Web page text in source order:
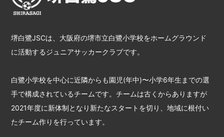
堺白鷺JSCは、大阪府の堺市立白鷺小学校をホームグラウンド
に活動するジュニアサッカークラブです。
白鷺小学校を中心に近隣からも園児(年中)〜小学6年生までの選
手で構成されているチームです。チームは古くからありますが
2021年度に新体制となり新たなスタートを切り、地域に根付い
たチーム作りを行っています。